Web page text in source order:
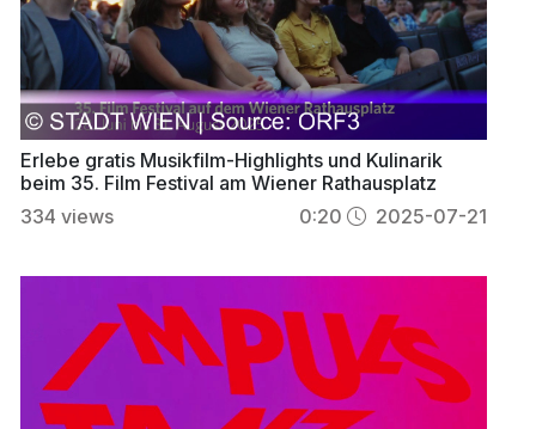
Erlebe gratis Musikfilm-Highlights und Kulinarik
beim 35. Film Festival am Wiener Rathausplatz
334 views 0:20 2025-07-21